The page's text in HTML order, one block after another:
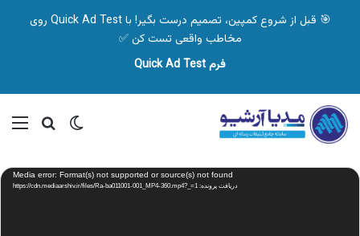
🎯 قبل از شروع کمپین، تصمیم درست بگیر! با Quick Ad Test روی
مخاطب واقعی تست کن ✅
فرم Quick Ad Test
تغییر پوسته
نمایشگر
ویدیو Media error: Format(s) not supported or source(s) not found
دریافت پرونده: https://cdn.mediaarshiv.ir/files/Ra-ba011001-001_MP4-360.mp4?_=1